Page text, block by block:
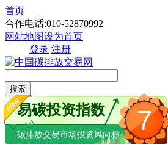
首页
合作电话:010-52870992
网站地图设为首页
登录 注册
搜索
7
易碳投资指数
碳排放交易市场投资风向标